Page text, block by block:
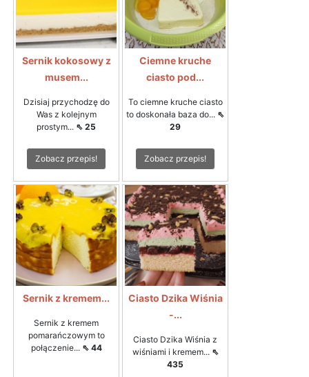
Sernik kokosowy z
musem...
Dzisiaj przychodzę do
Was z kolejnym
prostym... ⇖ 25
Zobacz przepis!
Ciemne kruche
ciasto pod...
To ciemne kruche ciasto
to doskonała baza do... ⇖
29
Zobacz przepis!
Sernik z kremem...
Sernik z kremem
pomarańczowym to
połączenie... ⇖ 44
Ciasto Dzika Wiśnia
-...
Ciasto Dzika Wiśnia z
wiśniami i kremem... ⇖
435